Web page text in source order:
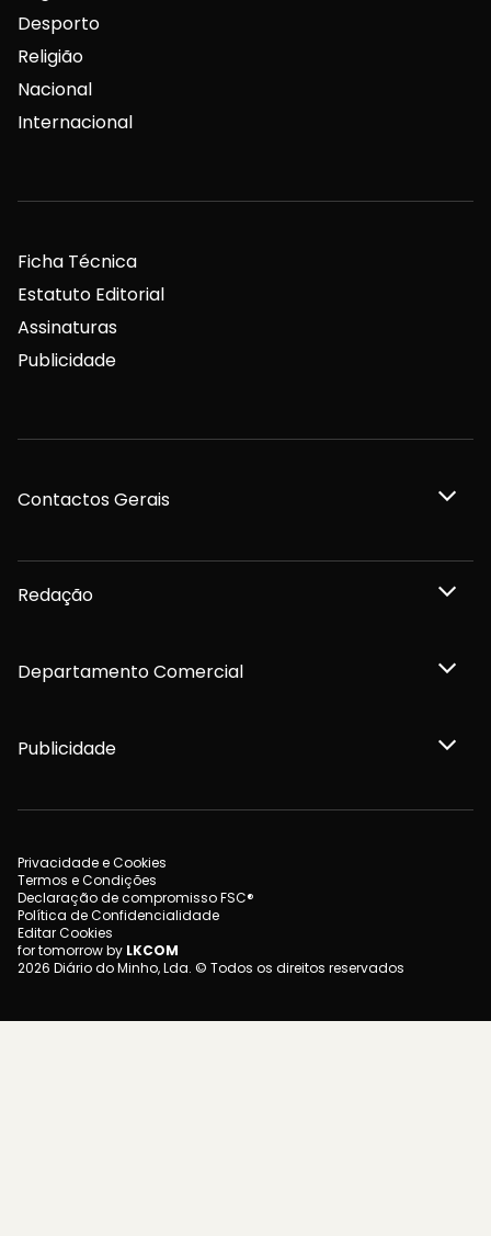
Desporto
Religião
Nacional
Internacional
Ficha Técnica
Estatuto Editorial
Assinaturas
Publicidade
Contactos Gerais
Redação
Departamento Comercial
Publicidade
Privacidade e Cookies
Termos e Condições
Declaração de compromisso FSC®
Política de Confidencialidade
Editar Cookies
for tomorrow by LKCOM
2026 Diário do Minho, Lda. © Todos os direitos reservados